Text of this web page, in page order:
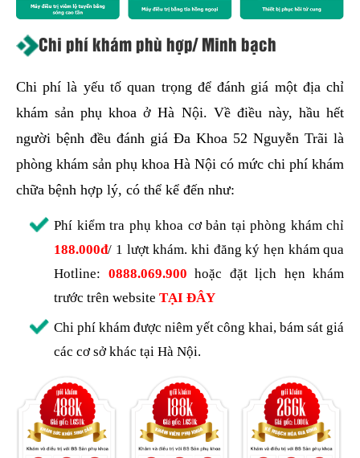
Chi phí khám phù hợp/ Minh bạch
Chi phí là yếu tố quan trọng để đánh giá một địa chỉ
khám sản phụ khoa ở Hà Nội. Về điều này, hầu hết
người bệnh đều đánh giá Đa Khoa 52 Nguyễn Trãi là
phòng khám sản phụ khoa Hà Nội có mức chi phí khám
chữa bệnh hợp lý, có thể kể đến như:
Phí kiểm tra phụ khoa cơ bản tại phòng khám chỉ
188.000đ/ 1 lượt khám. khi đăng ký hẹn khám qua
Hotline: 0888.069.900 hoặc đặt lịch hẹn khám
trước trên websiteTẠI ĐÂY
Chi phí khám được niêm yết công khai, bám sát giá
các cơ sở khác tại Hà Nội.